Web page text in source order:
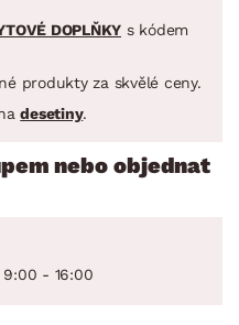
DOPLŇKY s kódem
produkty za skvělé ceny.
desetiny.
nebo objednat
- 16:00